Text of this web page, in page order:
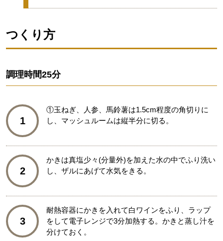
つくり方
調理時間25分
1
①玉ねぎ、人参、馬鈴薯は1.5cm程度の角切りに
し、マッシュルームは縦半分に切る。
2
かきは真塩少々(分量外)を加えた水の中でふり洗い
し、ザルにあげて水気をきる。
3
耐熱容器にかきを入れて白ワインをふり、ラップ
をして電子レンジで3分加熱する。かきと蒸し汁を
分けておく。